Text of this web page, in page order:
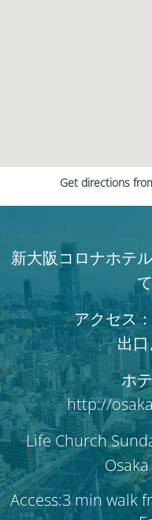
Get directions
新大阪コロナホテ
アクセス
出
ホ
http://
Life Church
Access:3 min walk